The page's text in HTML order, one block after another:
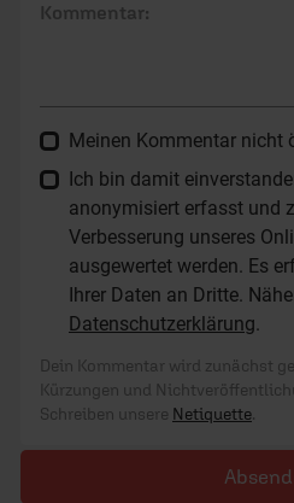
Kommentar:
Meinen Kommentar nicht
Ich bin damit
anonymisiert erfasst und
Verbesserung unseres
ausgewertet werden. Es
Ihrer Daten an Dritte.
Datenschutzerklärung.
Dein Kommentar wird zunächst
Kürzungen und
Schreiben unsere Netiquette.